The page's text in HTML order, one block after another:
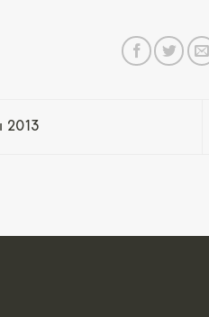
2013